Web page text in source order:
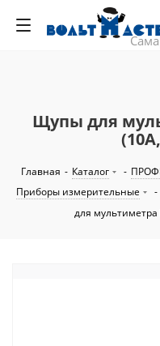
Щупы для
Главная - Каталог -
Приборы измерительные
-
для мультиметра